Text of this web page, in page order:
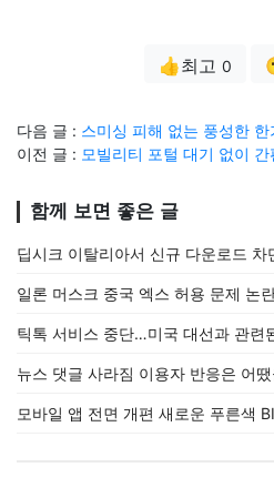
👍최고 0
다음 글 : 스미싱 피해 없는 풍성한
이전 글 : 모빌리티 포털 대기 없이
함께 보면 좋은 글
딥시크 이탈리아서 신규 다운로드 차
일론 머스크 중국 엑스 허용 문제 논
틱톡 서비스 중단…미국 대선과 관련
뉴스 댓글 사라짐 이용자 반응은 어
모바일 앱 전면 개편 새로운 푸른색